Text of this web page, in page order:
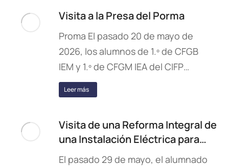
Visita a la Presa del Porma
Proma El pasado 20 de mayo de
2026, los alumnos de 1.º de CFGB
IEM y 1.º de CFGM IEA del CIFP…
Leer más
Visita de una Reforma Integral de
una Instalación Eléctrica para…
El pasado 29 de mayo, el alumnado